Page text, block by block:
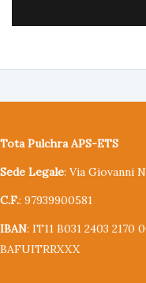
Tota Pulchra APS-ETS
Sede Legale: Via Giovanni
C.F.: 97939900581
IBAN: IT11 B031 2403
BAFUITRRXXX